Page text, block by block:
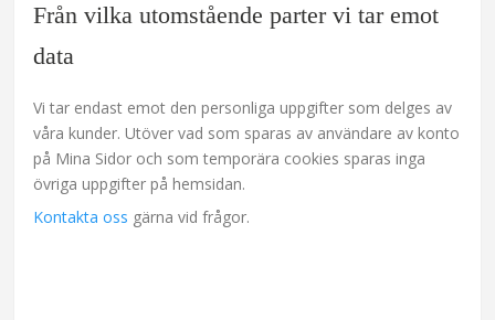
Från vilka utomstående parter vi tar emot
data
Vi tar endast emot den personliga uppgifter som delges av
våra kunder. Utöver vad som sparas av användare av konto
på Mina Sidor och som temporära cookies sparas inga
övriga uppgifter på hemsidan.
Kontakta oss gärna vid frågor.